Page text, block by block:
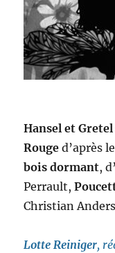
Hansel et Gretel
Rouge d’après
bois dormant,
Perrault,
Christian
Lotte Reiniger,